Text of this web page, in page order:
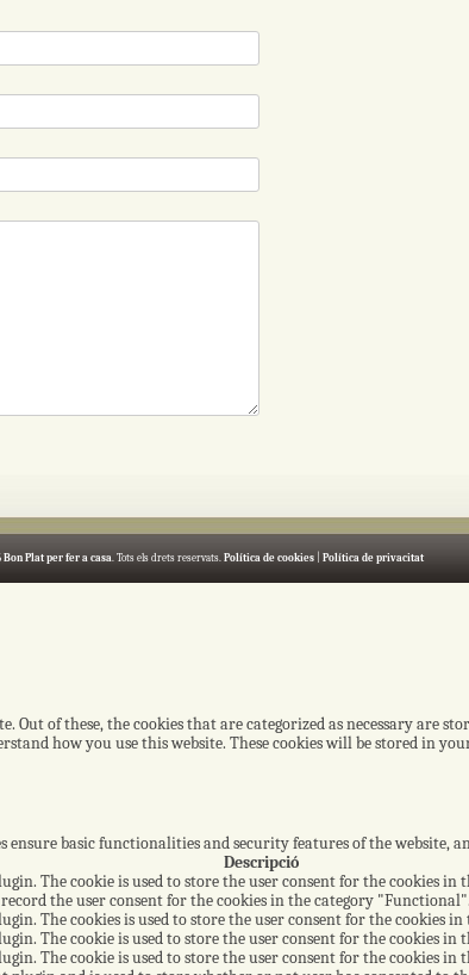
Bon Plat per fer a casa. Tots els drets reservats. Política de cookies| Política de privacitat
of these, the cookies that are categorized as necessary are
how you use this website. These cookies will be stored in
basic functionalities and security features of the website,
Descripció
The cookie is used to store the user consent for the cookies
record the user consent for the cookies in the category "Functional".
The cookies is used to store the user consent for the cookies
The cookie is used to store the user consent for the cookies in
The cookie is used to store the user consent for the cookies